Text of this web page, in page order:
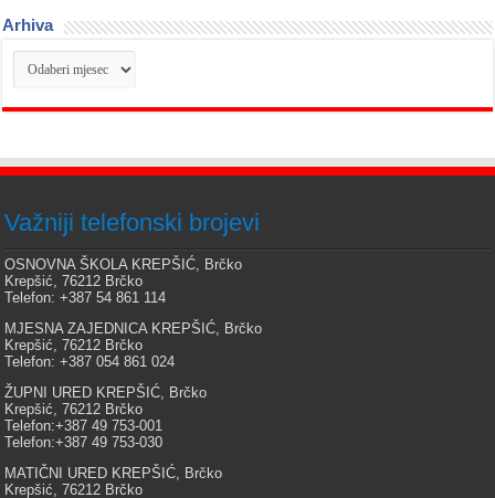
Arhiva
Arhiva
Važniji telefonski brojevi
OSNOVNA ŠKOLA KREPŠIĆ, Brčko
Krepšić, 76212 Brčko
Telefon: +387 54 861 114
MJESNA ZAJEDNICA KREPŠIĆ, Brčko
Krepšić, 76212 Brčko
Telefon: +387 054 861 024
ŽUPNI URED KREPŠIĆ, Brčko
Krepšić, 76212 Brčko
Telefon:+387 49 753-001
Telefon:+387 49 753-030
MATIČNI URED KREPŠIĆ, Brčko
Krepšić, 76212 Brčko